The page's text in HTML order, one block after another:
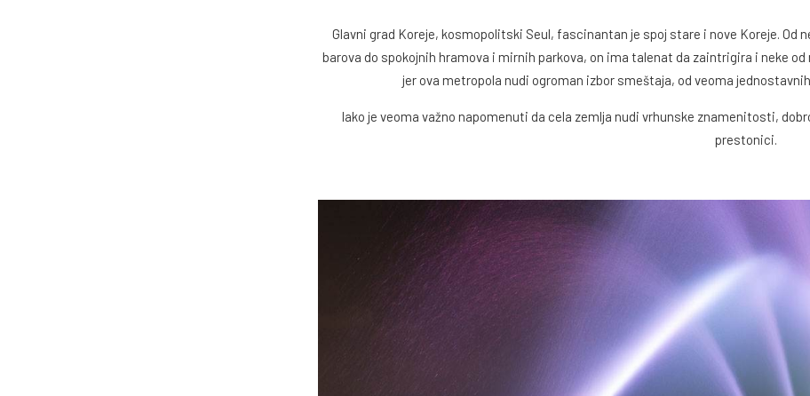
Glavni grad Koreje, kosmopolitski Seul, fascinantan je spoj stare i nove Koreje.
barova do spokojnih hramova i mirnih parkova, on ima talenat da zaintrigira i neke
jer ova metropola nudi ogroman izbor smeštaja, od veoma
Iako je veoma važno napomenuti da cela zemlja nudi vrhunske znamenitosti,
prestonici.